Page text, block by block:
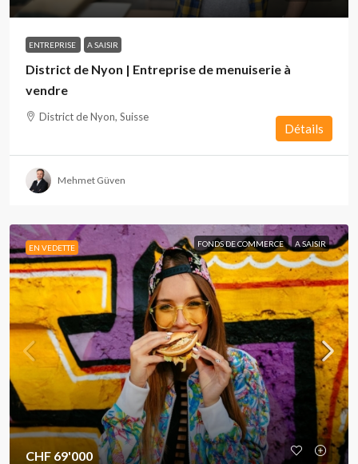
ENTREPRISE A SAISIR
District de Nyon | Entreprise de menuiserie à
vendre
District de Nyon, Suisse
Détails
Mehmet Güven
EN VEDETTE FONDS DE COMMERCE A SAISIR
CHF 69'000